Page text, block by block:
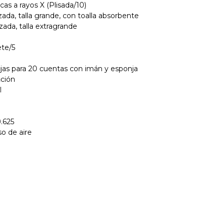
a rayos X (Plisada/10)
talla grande, con toalla absorbente
talla extragrande
5
para 20 cuentas con imán y esponja
de aire